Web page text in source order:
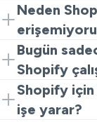
Shopify’ın şu
anlamanın en
kullanıcı
kullanıcı
muhtemelen
Neden
Shopify
veya yavaş
görebilirsiniz.
kullanıcıların
Bugün
Shopify
Eğer bildirilen
Shopify'ın
Shopify
işe yarar?